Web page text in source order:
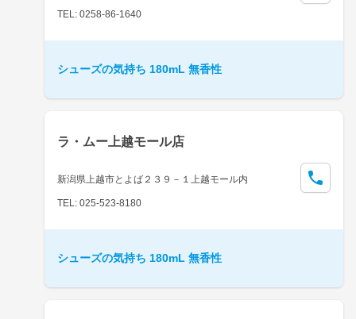
TEL: 0258-86-1640
シューズの気持ち 180mL 無香性
ラ・ムー上越モール店
新潟県上越市とよば２３９－１上越モール内
TEL: 025-523-8180
シューズの気持ち 180mL 無香性